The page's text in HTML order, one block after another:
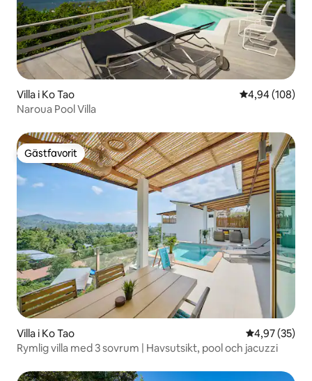
Villa i Ko Tao 4,94 av 5 i
4,94 (108)
Naroua Pool Villa
Gästfavorit
Gästfavorit
Villa i Ko Tao 4,97 av 5 i
4,97 (35)
Rymlig villa med 3 sovrum | Havsutsikt, pool och jacuzzi